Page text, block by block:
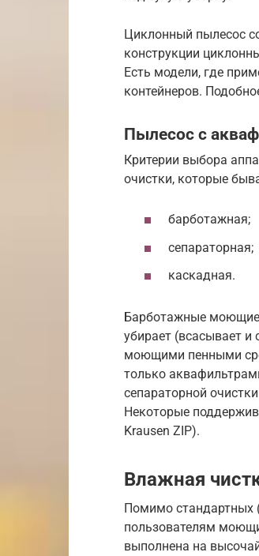
Циклонный пылесос
конструкции
Есть модели, где
контейнеров.
Пылесос с
Критерии выбора
очистки, которые
барботажная;
сепараторная;
каскадная.
Барботажные моющие
убирает (всасывает
моющими пенными
только
сепараторной
Некоторые
Krausen ZIP).
Влажная
Помимо стандартных
пользователям
выполнена на